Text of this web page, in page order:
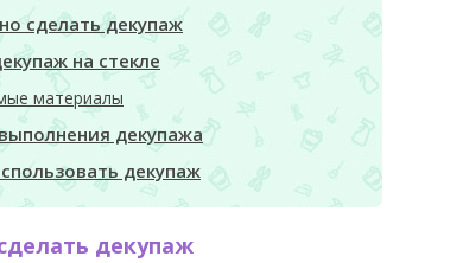
сделать декупаж
на стекле
материалы
декупажа
декупаж
декупаж